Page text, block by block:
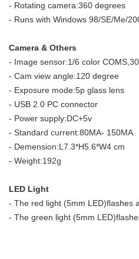
- Rotating camera:360 degrees
- Runs with Windows 98/SE/Me/
Camera & Others
- Image sensor:1/6 color
- Cam view angle:120 degree
- Exposure mode:5p glass lens
- USB 2.0 PC connector
- Power supply:DC+5v
- Standard current:80MA- 150MA
- Demension:L7.3*H5.6*W4 cm
- Weight:192g
LED Light
- The red light (5mm LED)flashes
- The green light (5mm